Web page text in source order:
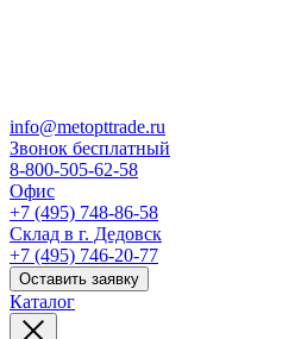
info@metopttrade.ru
Звонок бесплатный
8-800-505-62-58
Офис
+7 (495) 748-86-58
Склад в г. Дедовск
+7 (495) 746-20-77
Оставить заявку
Каталог